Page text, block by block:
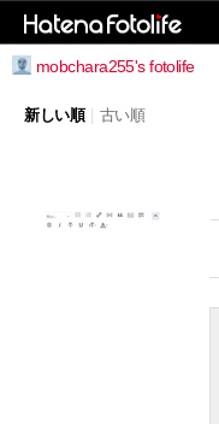
mobchara255's fotolife
新しい順 古い順